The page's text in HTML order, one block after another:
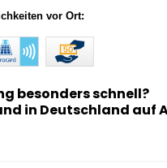
vor Ort:
besonders schnell?
in Deutschland auf